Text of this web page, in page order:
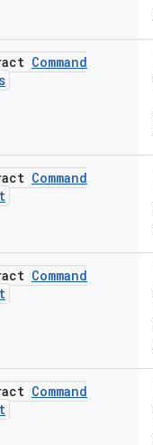
Command
Command
Command
Command